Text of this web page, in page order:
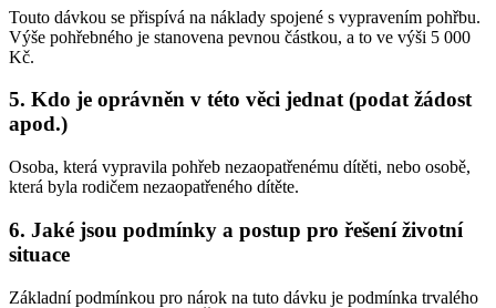
Touto dávkou se přispívá na náklady spojené s vypravením pohřbu.
Výše pohřebného je stanovena pevnou částkou, a to ve výši 5 000
Kč.
5. Kdo je oprávněn v této věci jednat (podat žádost
apod.)
Osoba, která vypravila pohřeb nezaopatřenému dítěti, nebo osobě,
která byla rodičem nezaopatřeného dítěte.
6. Jaké jsou podmínky a postup pro řešení životní
situace
Základní podmínkou pro nárok na tuto dávku je podmínka trvalého